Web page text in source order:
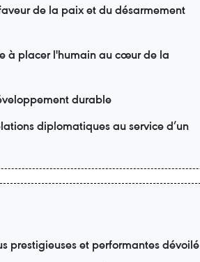
de la paix et du désarmement
à placer l'humain au cœur de la
durable
diplomatiques au service d’un
prestigieuses et performantes dévoilé